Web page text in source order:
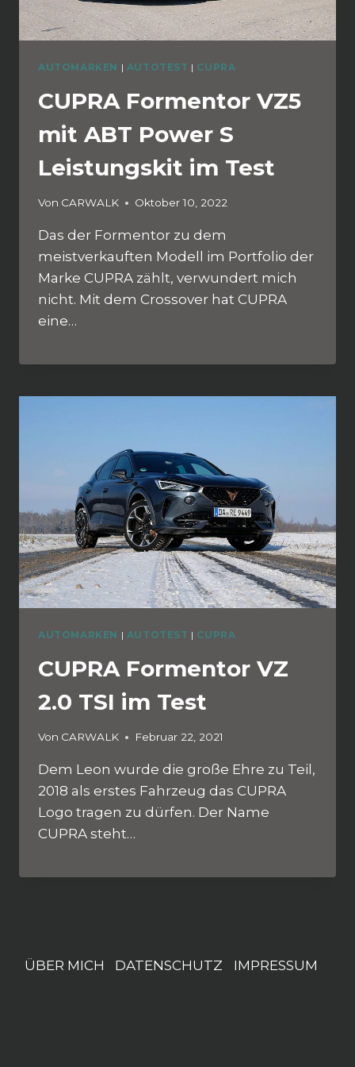
AUTOMARKEN | AUTOTEST | CUPRA
CUPRA Formentor VZ5
mit ABT Power S
Leistungskit im Test
Von CARWALK Oktober 10, 2022
Das der Formentor zu dem
meistverkauften Modell im Portfolio der
Marke CUPRA zählt, verwundert mich
nicht. Mit dem Crossover hat CUPRA
eine…
AUTOMARKEN | AUTOTEST | CUPRA
CUPRA Formentor VZ
2.0 TSI im Test
Von CARWALK Februar 22, 2021
Dem Leon wurde die große Ehre zu Teil,
2018 als erstes Fahrzeug das CUPRA
Logo tragen zu dürfen. Der Name
CUPRA steht…
ÜBER MICH DATENSCHUTZ IMPRESSUM